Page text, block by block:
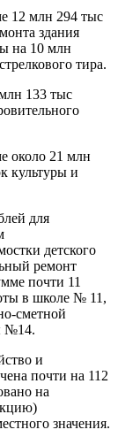
12 млн 294 тыс
здания
на 10 млн
тира.
133 тыс
около 21 млн
культуры и
для
детского
ремонт
почти 11
в школе № 11,
сметной
№14.
и
почти на 112
на
значения.